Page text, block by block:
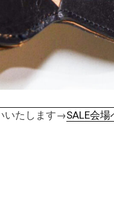
いたします→SALE会場